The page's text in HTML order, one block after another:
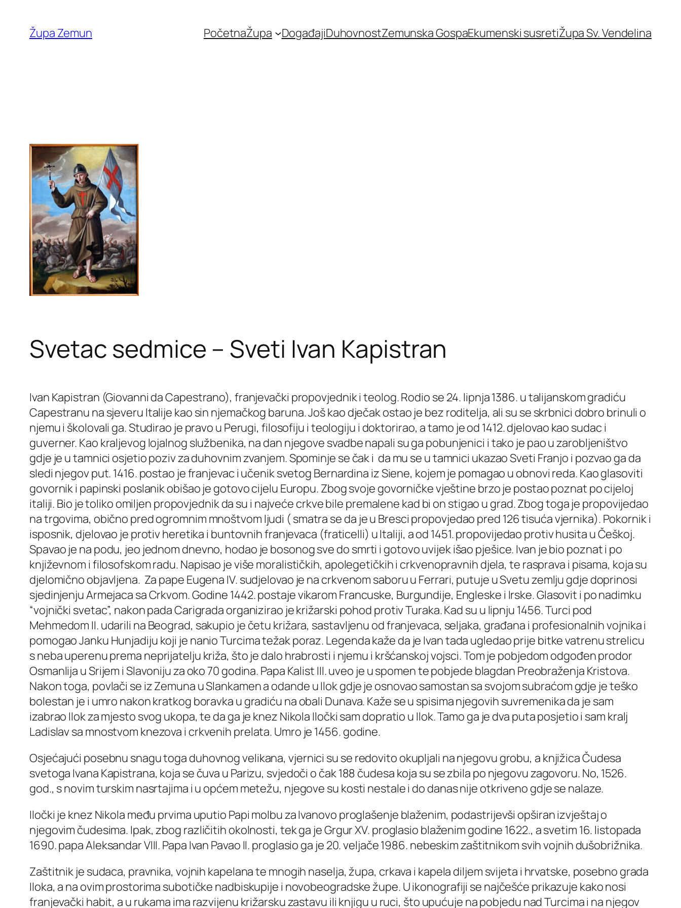
content
Župa Zemun PočetnaŽupa DogađajiDuhovnostZemunska GospaEkumenski susretiŽupa Sv. Vendelina
Svetac sedmice – Sveti Ivan Kapistran
Ivan Kapistran (Giovanni da Capestrano), franjevački propovjednik i teolog. Rodio se 24. lipnja 1386. u talijanskom gradiću
Capestranu na sjeveru Italije kao sin njemačkog baruna. Još kao dječak ostao je bez roditelja, ali su se skrbnici dobro brinuli o
njemu i školovali ga. Studirao je pravo u Perugi, filosofiju i teologiju i doktorirao, a tamo je od 1412. djelovao kao sudac i
guverner. Kao kraljevog lojalnog službenika, na dan njegove svadbe napali su ga pobunjenici i tako je pao u zarobljeništvo
gdje je u tamnici osjetio poziv za duhovnim zvanjem. Spominje se čak i da mu se u tamnici ukazao Sveti Franjo i pozvao ga da
sledi njegov put. 1416. postao je franjevac i učenik svetog Bernardina iz Siene, kojem je pomagao u obnovi reda. Kao glasoviti
govornik i papinski poslanik obišao je gotovo cijelu Europu. Zbog svoje govorničke vještine brzo je postao poznat po cijeloj
italiji. Bio je toliko omiljen propovjednik da su i najveće crkve bile premalene kad bi on stigao u grad. Zbog toga je propovijedao
na trgovima, obično pred ogromnim mnoštvom ljudi ( smatra se da je u Bresci propovjedao pred 126 tisuća vjernika). Pokornik i
isposnik, djelovao je protiv heretika i buntovnih franjevaca (fraticelli) u Italiji, a od 1451. propovijedao protiv husita u Češkoj.
Spavao je na podu, jeo jednom dnevno, hodao je bosonog sve do smrti i gotovo uvijek išao pješice. Ivan je bio poznat i po
književnom i filosofskom radu. Napisao je više moralističkih, apolegetičkih i crkvenopravnih djela, te rasprava i pisama, koja su
djelomično objavljena. Za pape Eugena IV. sudjelovao je na crkvenom saboru u Ferrari, putuje u Svetu zemlju gdje doprinosi
sjedinjenju Armejaca sa Crkvom. Godine 1442. postaje vikarom Francuske, Burgundije, Engleske i Irske. Glasovit i po nadimku
“vojnički svetac”, nakon pada Carigrada organizirao je križarski pohod protiv Turaka. Kad su u lipnju 1456. Turci pod
Mehmedom II. udarili na Beograd, sakupio je četu križara, sastavljenu od franjevaca, seljaka, građana i profesionalnih vojnika i
pomogao Janku Hunjadiju koji je nanio Turcima težak poraz. Legenda kaže da je Ivan tada ugledao prije bitke vatrenu strelicu
s neba uperenu prema neprijatelju križa, što je dalo hrabrosti i njemu i kršćanskoj vojsci. Tom je pobjedom odgođen prodor
Osmanlija u Srijem i Slavoniju za oko 70 godina. Papa Kalist III. uveo je u spomen te pobjede blagdan Preobraženja Kristova.
Nakon toga, povlači se iz Zemuna u Slankamen a odande u Ilok gdje je osnovao samostan sa svojom subraćom gdje je teško
bolestan je i umro nakon kratkog boravka u gradiću na obali Dunava. Kaže se u spisima njegovih suvremenika da je sam
izabrao Ilok za mjesto svog ukopa, te da ga je knez Nikola Iločki sam dopratio u Ilok. Tamo ga je dva puta posjetio i sam kralj
Ladislav sa mnostvom knezova i crkvenih prelata. Umro je 1456. godine.
Osjećajući posebnu snagu toga duhovnog velikana, vjernici su se redovito okupljali na njegovu grobu, a knjižica Čudesa
svetoga Ivana Kapistrana, koja se čuva u Parizu, svjedoči o čak 188 čudesa koja su se zbila po njegovu zagovoru. No, 1526.
god., s novim turskim nasrtajima i u općem metežu, njegove su kosti nestale i do danas nije otkriveno gdje se nalaze.
Iločki je knez Nikola među prvima uputio Papi molbu za Ivanovo proglašenje blaženim, podastrijevši opširan izvještaj o
njegovim čudesima. Ipak, zbog različitih okolnosti, tek ga je Grgur XV. proglasio blaženim godine 1622., a svetim 16. listopada
1690. papa Aleksandar VIII. Papa Ivan Pavao II. proglasio ga je 20. veljače 1986. nebeskim zaštitnikom svih vojnih dušobrižnika.
Zaštitnik je sudaca, pravnika, vojnih kapelana te mnogih naselja, župa, crkava i kapela diljem svijeta i hrvatske, posebno grada
Iloka, a na ovim prostorima subotičke nadbiskupije i novobeogradske župe. U ikonografiji se najčešće prikazuje kako nosi
franjevački habit, a u rukama ima razvijenu križarsku zastavu ili knjigu u ruci, što upućuje na pobjedu nad Turcima i na njegov